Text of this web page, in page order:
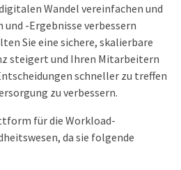
Wandel vereinfachen und
-Ergebnisse verbessern
Sie eine sichere, skalierbare
steigert und Ihren Mitarbeitern
schneller zu treffen
zu verbessern.
für die Workload-
da sie folgende